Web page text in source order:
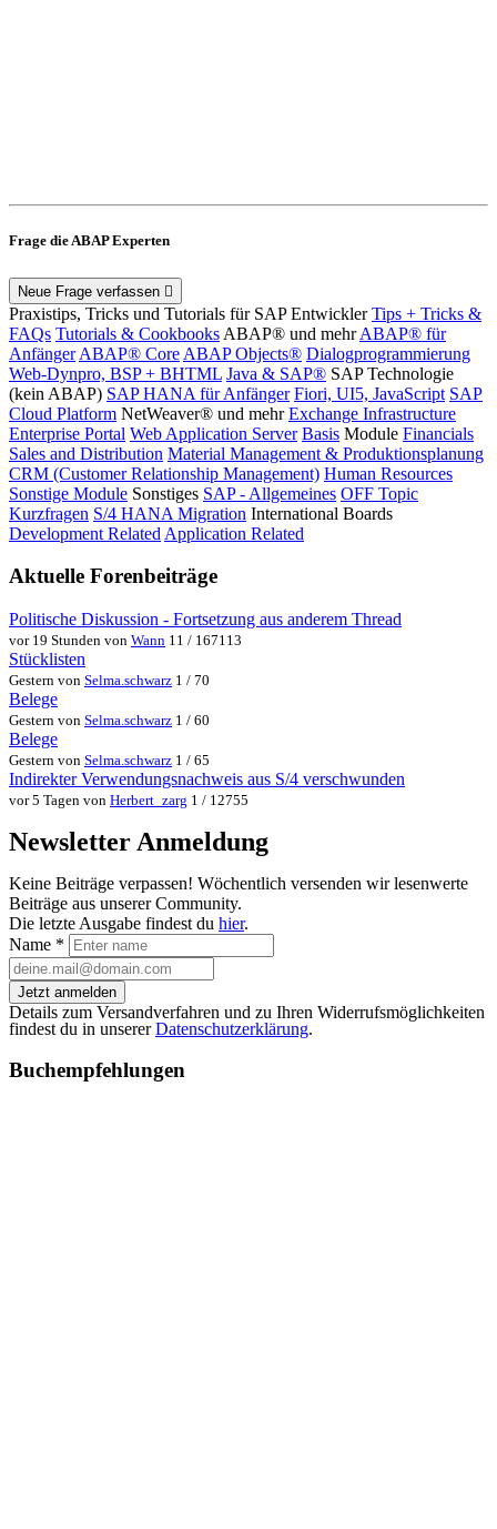
Frage die ABAP Experten
Neue Frage verfassen
Praxistips, Tricks und Tutorials für SAP Entwickler Tips + Tricks &
FAQs Tutorials & Cookbooks ABAP® und mehr ABAP® für
Anfänger ABAP® Core ABAP Objects® Dialogprogrammierung
Web-Dynpro, BSP + BHTML Java & SAP® SAP Technologie
(kein ABAP) SAP HANA für Anfänger Fiori, UI5, JavaScript SAP
Cloud Platform NetWeaver® und mehr Exchange Infrastructure
Enterprise Portal Web Application Server Basis Module Financials
Sales and Distribution Material Management & Produktionsplanung
CRM (Customer Relationship Management) Human Resources
Sonstige Module Sonstiges SAP - Allgemeines OFF Topic
Kurzfragen S/4 HANA Migration International Boards
Development Related Application Related
Aktuelle Forenbeiträge
Politische Diskussion - Fortsetzung aus anderem Thread
vor 19 Stunden von Wann 11 / 167113
Stücklisten
Gestern von Selma.schwarz 1 / 70
Belege
Gestern von Selma.schwarz 1 / 60
Belege
Gestern von Selma.schwarz 1 / 65
Indirekter Verwendungsnachweis aus S/4 verschwunden
vor 5 Tagen von Herbert_zarg 1 / 12755
Newsletter Anmeldung
Keine Beiträge verpassen! Wöchentlich versenden wir lesenwerte
Beiträge aus unserer Community.
Die letzte Ausgabe findest du hier.
Name *
Jetzt anmelden
Details zum Versandverfahren und zu Ihren Widerrufsmöglichkeiten
findest du in unsererDatenschutzerklärung.
Buchempfehlungen